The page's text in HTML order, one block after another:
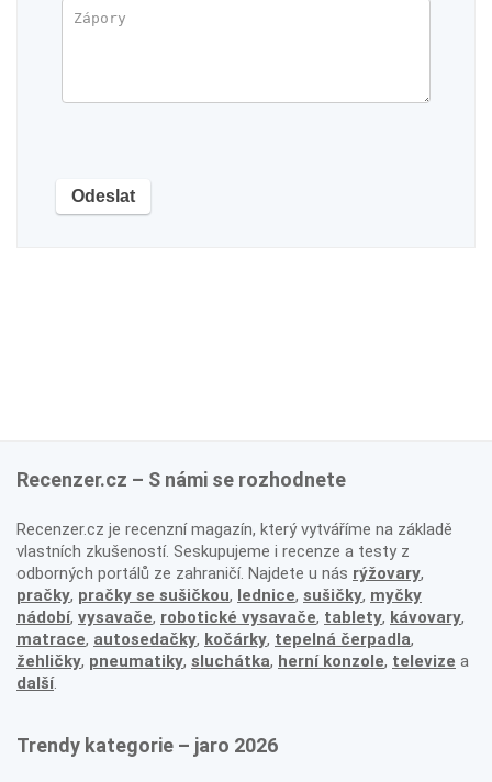
Recenzer.cz – S námi se rozhodnete
Recenzer.cz je recenzní magazín, který vytváříme na základě
vlastních zkušeností. Seskupujeme i recenze a testy z
odborných portálů ze zahraničí. Najdete u nás rýžovary,
pračky, pračky se sušičkou, lednice, sušičky, myčky
nádobí, vysavače, robotické vysavače, tablety, kávovary,
matrace, autosedačky, kočárky, tepelná čerpadla,
žehličky, pneumatiky, sluchátka, herní konzole, televize a
další.
Trendy kategorie – jaro 2026